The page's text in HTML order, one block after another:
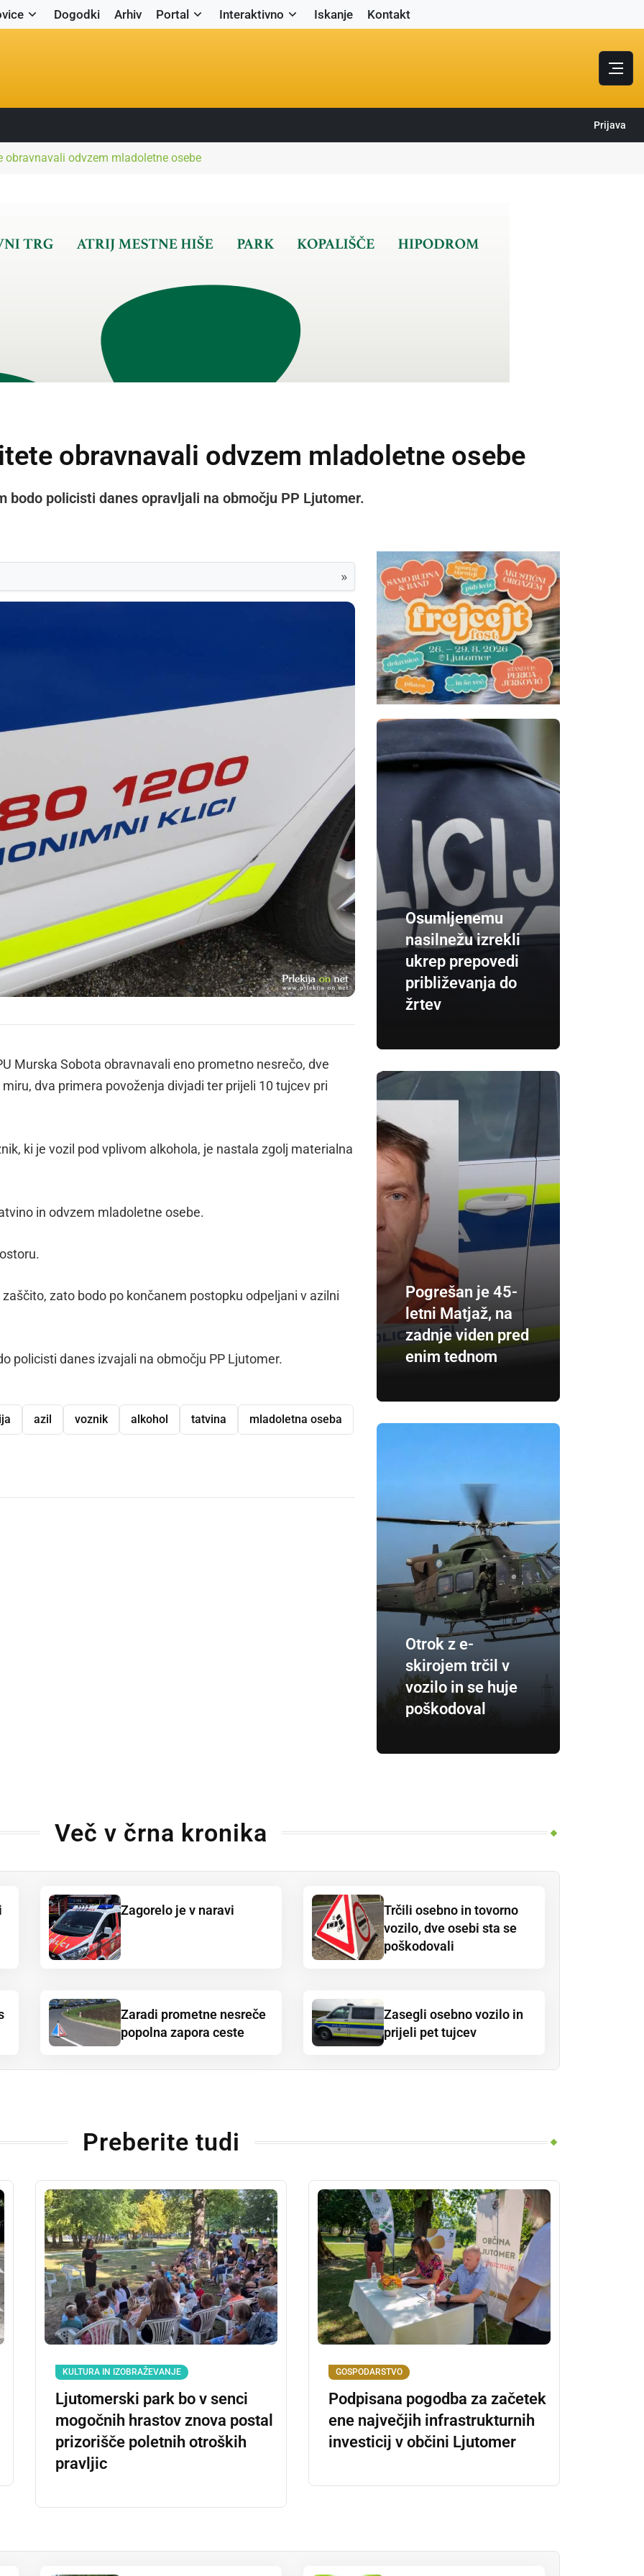
Dogodki Arhiv Portal Interaktivno Iskanje Kontakt
Prijava
obravnavali odvzem mladoletne osebe
obravnavali odvzem mladoletne osebe
policisti danes opravljali na območju PP Ljutomer.
»
Murska Sobota obravnavali eno prometno nesrečo, dve
dva primera povoženja divjadi ter prijeli 10 tujcev pri
ki je vozil pod vplivom alkohola, je nastala zgolj materialna
in odvzem mladoletne osebe.
zato bodo po končanem postopku odpeljani v azilni
policisti danes izvajali na območju PP Ljutomer.
azil voznik alkohol tatvina mladoletna oseba
Osumljenemu
nasilnežu izrekli
ukrep prepovedi
približevanja do
žrtev
Pogrešan je 45-
letni Matjaž, na
zadnje viden pred
enim tednom
Otrok z e-
skirojem trčil v
vozilo in se huje
poškodoval
Več v črna kronika
Zagorelo je v naravi
Trčili osebno in tovorno
vozilo, dve osebi sta se
poškodovali
Zaradi prometne nesreče
popolna zapora ceste
Zasegli osebno vozilo in
prijeli pet tujcev
Preberite tudi
KULTURA IN IZOBRAŽEVANJE
Ljutomerski park bo v senci
mogočnih hrastov znova postal
prizorišče poletnih otroških
pravljic
GOSPODARSTVO
Podpisana pogodba za začetek
ene največjih infrastrukturnih
investicij v občini Ljutomer